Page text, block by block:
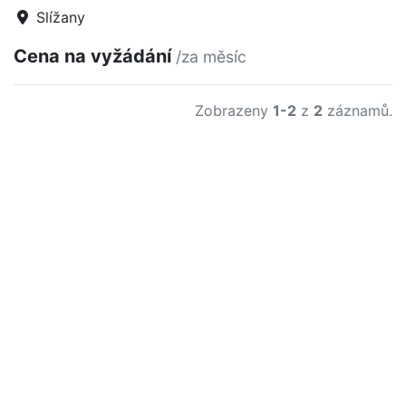
Slížany
Cena na vyžádání /za měsíc
Zobrazeny 1-2 z 2 záznamů.